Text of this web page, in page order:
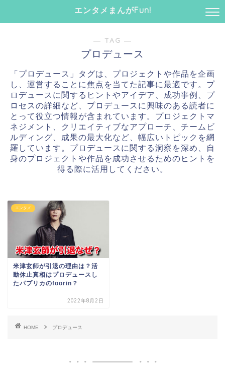
エンタメまんがFun!
― TAG ―
プロデュース
「プロデュース」タグは、プロジェクトや作品を企画
し、運営することに焦点を当てた記事に最適です。プ
ロデュースに関するヒントやアイデア、成功事例、プ
ロセスの詳細など、プロデュースに興味のある読者に
とって役立つ情報が含まれています。プロジェクトマ
ネジメント、クリエイティブなアプローチ、チームビ
ルディング、成果の最大化など、幅広いトピックを網
羅しています。プロデュースに関する洞察を深め、自
身のプロジェクトや作品を成功させるためのヒントを
得る際に活用してください。
エンタメ
米津玄師が引退の理由は？活
動休止真相はプロデュースし
たパプリカのfoorin？
2022年8月2日
HOME プロデュース